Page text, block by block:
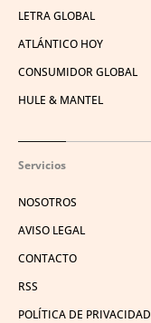
LETRA GLOBAL
ATLÁNTICO HOY
CONSUMIDOR GLOBAL
HULE & MANTEL
Servicios
NOSOTROS
AVISO LEGAL
CONTACTO
RSS
POLÍTICA DE PRIVACIDAD